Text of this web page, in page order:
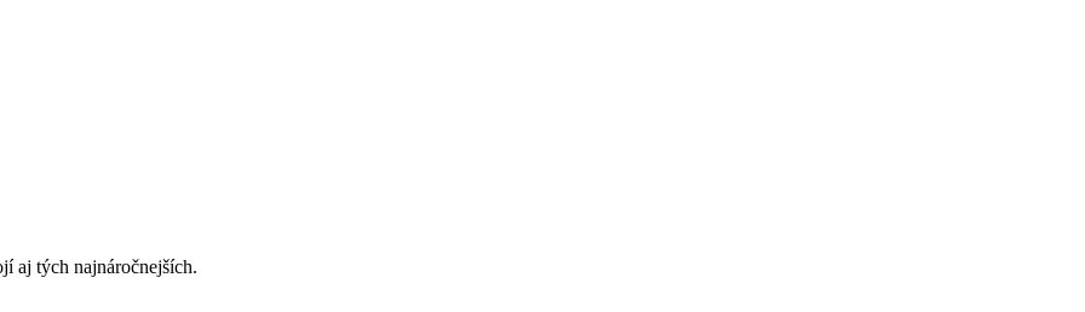
aj tých najnáročnejších.